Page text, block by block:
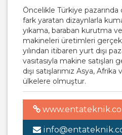
Öncelikle Türkiye
fark yaratan dizaynlarla
yıkama, baraban kurutma
makineleri üretimleri
yılından itibaren yurt dışı
vasıtasıyla makine
dışı satışlarımız Asya,
ülkelere olmuştur.